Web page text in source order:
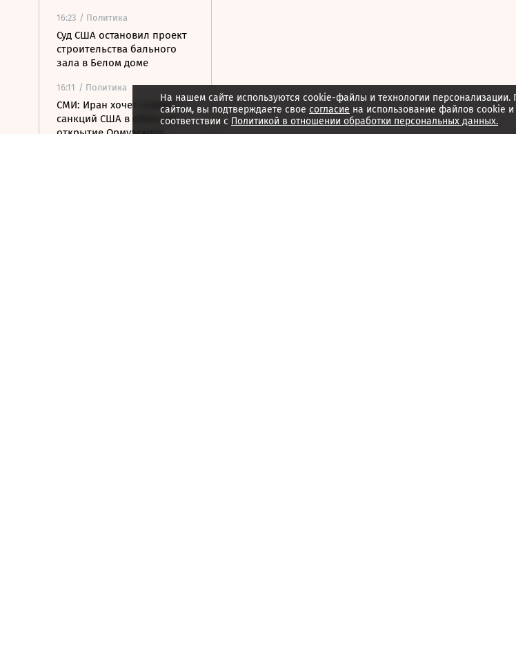
16:23 / Политика
Суд США остановил проект
строительства бального
зала в Белом доме
16:11 / Политика
СМИ: Иран хочет отмены
санкций США в обмен на
открытие Ормузского
На нашем сайте используются cookie-файлы и технологии
сайтом, вы подтверждаете свое согласие на использование файлов cookie
соответствии с Политикой в отношении обработки персональных данных.